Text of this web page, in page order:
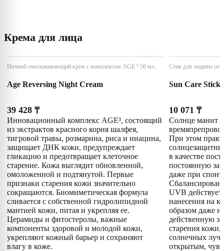
Крема для лица
Ночной омолаживающий крем с комплексом AGE ³ 50 мл.
Age Reversing Night Cream
39 428 ₸
Инновационный комплекс AGE³, состоящий
из экстрактов красного корня шалфея,
тигровой травы, розмарина, риса и ниацина,
защищает ДНК кожи, предупреждает
гликацию и предотвращает клеточное
старение. Кожа выглядит обновленной,
омоложенной и подтянутой. Первые
признаки старения кожи значительно
сокращаются. Биомиметическая формула
сливается с собственной гидролипидной
мантией кожи, питая и укрепляя ее.
Церамиды и фитостеролы, важные
компоненты здоровой и молодой кожи,
укрепляют кожный барьер и сохраняют
влагу в коже.
Стик для защиты от
Sun Care Stick
10 071 ₸
Солнце манит
При этом
в качестве
постоянную
даже при
UVB действует
нанесения на
образом даже
действенную
старения
солнечных
открытым,